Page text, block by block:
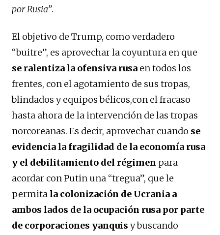
por Rusia”.
El objetivo de Trump, como verdadero
“buitre”, es aprovechar la coyuntura en que
se ralentiza la ofensiva rusa en todos los
frentes, con el agotamiento de sus tropas,
blindados y equipos bélicos,con el fracaso
hasta ahora de la intervención de las tropas
norcoreanas. Es decir, aprovechar cuando se
evidencia la fragilidad de la economía rusa
y el debilitamiento del régimen para
acordar con Putin una “tregua”, que le
permita la colonización de Ucrania a
ambos lados de la ocupación rusa por parte
de corporaciones yanquis y buscando